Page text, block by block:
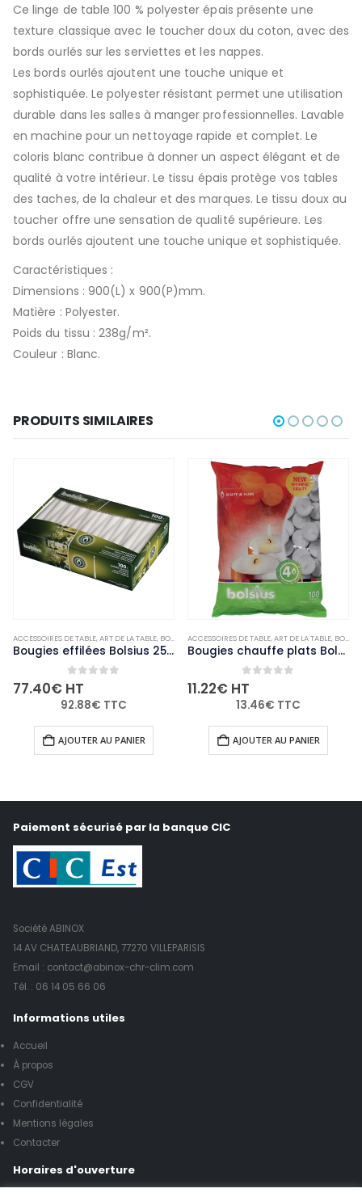
Ce linge de table 100 % polyester épais présente une
texture classique avec le toucher doux du coton, avec des
bords ourlés sur les serviettes et les nappes.
Les bords ourlés ajoutent une touche unique et
sophistiquée. Le polyester résistant permet une utilisation
durable dans les salles à manger professionnelles. Lavable
en machine pour un nettoyage rapide et complet. Le
coloris blanc contribue à donner un aspect élégant et de
qualité à votre intérieur. Le tissu épais protège vos tables
des taches, de la chaleur et des marques. Le tissu doux au
toucher offre une sensation de qualité supérieure. Les
bords ourlés ajoutent une touche unique et sophistiquée.
Caractéristiques :
Dimensions : 900(L) x 900(P)mm.
Matière : Polyester.
Poids du tissu : 238g/m².
Couleur : Blanc.
PRODUITS SIMILAIRES
ACCESSOIRES DE TABLE,ART DE LA TABLE, BOUGIES ET PHOTOPHORES ,NON-PALETTISABLE
Bougies effilées Bolsius 254mm blanches (Lot de 100)
0out of 5
77.40€ HT
92.88€ TTC
AJOUTER AU PANIER
ACCESSOIRES DE TABLE,ART DE LA TABLE, BOUGIES ET PHOTOPHORES
Bougies chauffe plats Bolsius 4 heures (Lot de 100)
0
11.22€ HT
13.46€ TTC
AJOUTER AU PANIER
Paiement sécurisé par la banque CIC
Société ABINOX
14 AV CHATEAUBRIAND, 77270 VILLEPARISIS
Email : contact@abinox-chr-clim.com
Tél. : 06 14 05 66 06
Informations utiles
Accueil
À propos
CGV
Confidentialité
Mentions légales
Contacter
Horaires d'ouverture